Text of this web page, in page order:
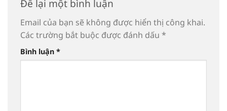
Để lại một bình luận
Email của bạn sẽ không được hiển thị công khai.
Các trường bắt buộc được đánh dấu *
Bình luận *